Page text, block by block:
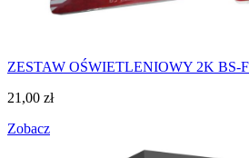
ZESTAW OŚWIETLENIOWY 2K BS-
21,00 zł
Zobacz